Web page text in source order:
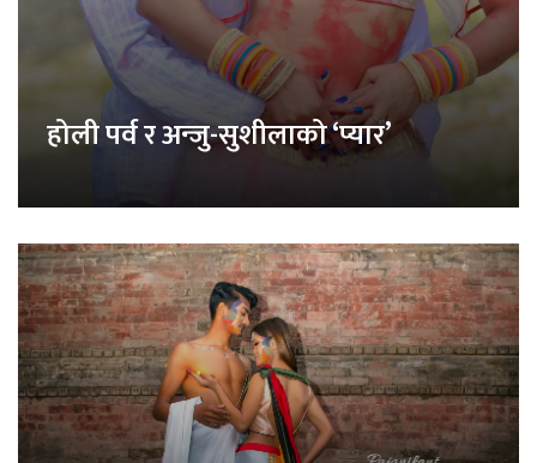
होली पर्व र अन्जु-सुशीलाको ‘प्यार’